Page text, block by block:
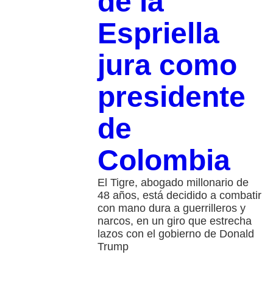
Espriella
jura como
presidente
de
Colombia
El Tigre, abogado millonario de
48 años, está decidido a combatir
con mano dura a guerrilleros y
narcos, en un giro que estrecha
lazos con el gobierno de Donald
Trump